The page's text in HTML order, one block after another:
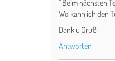
" Beim nächsten
Wo kann ich den
Dank u Gruß
Antworten